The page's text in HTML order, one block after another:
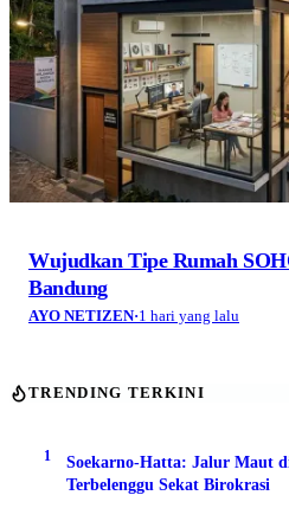
Wujudkan Tipe Rumah
Bandung
AYO NETIZEN·1 hari yang lalu
TRENDING TERKINI
1
Soekarno-Hatta: Jalur Maut
Terbelenggu Sekat Birokrasi